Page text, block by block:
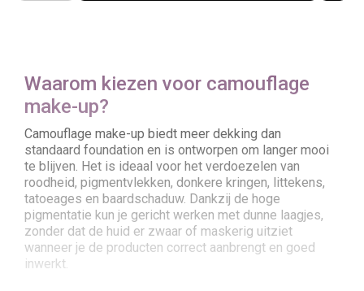
Waarom kiezen voor camouflage
make-up?
Camouflage make-up biedt meer dekking dan
standaard foundation en is ontworpen om langer mooi
te blijven. Het is ideaal voor het verdoezelen van
roodheid, pigmentvlekken, donkere kringen, littekens,
tatoeages en baardschaduw. Dankzij de hoge
pigmentatie kun je gericht werken met dunne laagjes,
zonder dat de huid er zwaar of maskerig uitziet
wanneer je de producten correct aanbrengt en goed
inwerkt.